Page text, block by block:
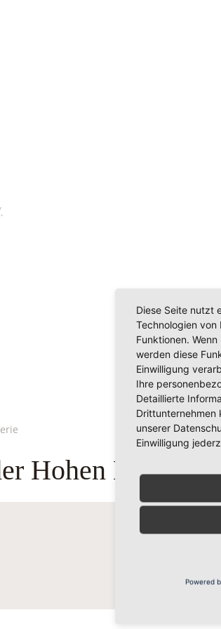
Hohen Mark
Diese Seite nutzt
Technologien
Funktionen.
werden diese
Einwilligung
Ihre
Detaillierte
Drittunternehmen
unserer
Einwilligung
Powered